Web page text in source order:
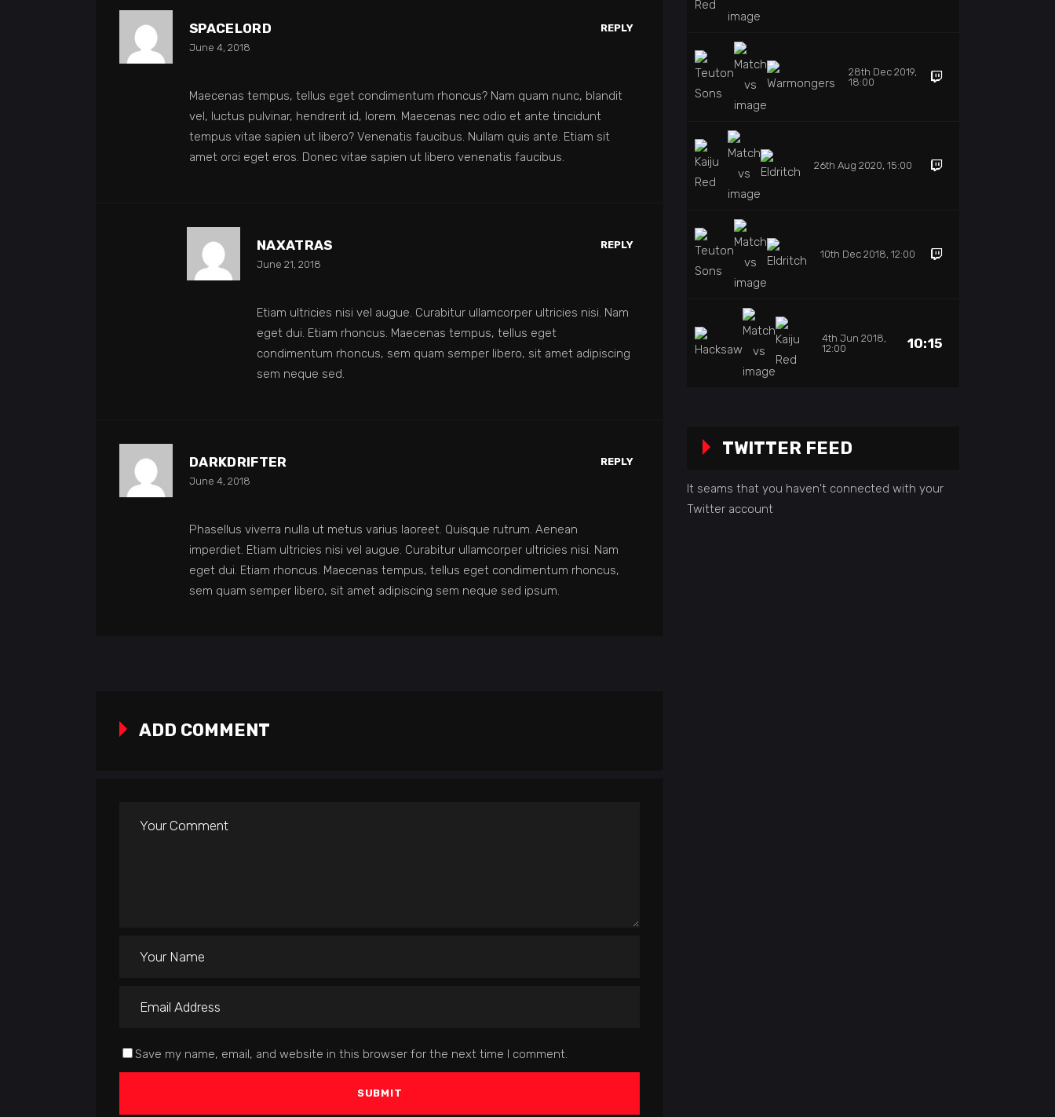
SPACELORD
REPLY
June 4, 2018
Maecenas tempus, tellus eget condimentum rhoncus? Nam quam nunc, blandit
vel, luctus pulvinar, hendrerit id, lorem. Maecenas nec odio et ante tincidunt
tempus vitae sapien ut libero? Venenatis faucibus. Nullam quis ante. Etiam sit
amet orci eget eros. Donec vitae sapien ut libero venenatis faucibus.
NAXATRAS
REPLY
June 21, 2018
Etiam ultricies nisi vel augue. Curabitur ullamcorper ultricies nisi. Nam
eget dui. Etiam rhoncus. Maecenas tempus, tellus eget
condimentum rhoncus, sem quam semper libero, sit amet adipiscing
sem neque sed.
DARKDRIFTER
REPLY
June 4, 2018
Phasellus viverra nulla ut metus varius laoreet. Quisque rutrum. Aenean
imperdiet. Etiam ultricies nisi vel augue. Curabitur ullamcorper ultricies nisi. Nam
eget dui. Etiam rhoncus. Maecenas tempus, tellus eget condimentum rhoncus,
sem quam semper libero, sit amet adipiscing sem neque sed ipsum.
ADD COMMENT
Save my name, email, and website in this browser for the next time I comment.
28th Dec 2019,
18:00
26th Aug 2020, 15:00
10th Dec 2018, 12:00
4th Jun 2018,
12:00
10:15
TWITTER FEED
It seams that you haven't connected with your
Twitter account